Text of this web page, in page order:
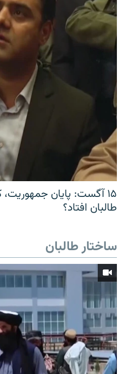
۱۵ آگست: پایان
طالبان افتاد؟
ساختار طالبان